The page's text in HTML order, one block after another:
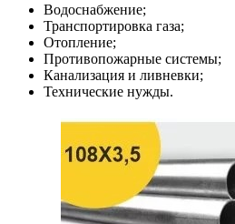
Водоснабжение;
Транспортировка газа;
Отопление;
Противопожарные системы;
Канализация и ливневки;
Технические нужды.